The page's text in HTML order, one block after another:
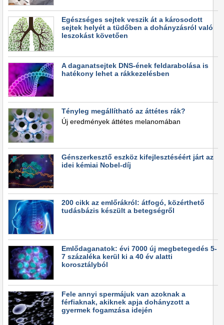
Egészséges sejtek veszik át a károsodott
sejtek helyét a tüdőben a dohányzásról való
leszokást követően
A daganatsejtek DNS-ének feldarabolása is
hatékony lehet a rákkezelésben
Tényleg megállítható az áttétes rák?
Új eredmények áttétes melanomában
Génszerkesztő eszköz kifejlesztéséért járt az
idei kémiai Nobel-díj
200 cikk az emlőrákról: átfogó, közérthető
tudásbázis készült a betegségről
Emlődaganatok: évi 7000 új megbetegedés 5-
7 százaléka kerül ki a 40 év alatti
korosztályból
Fele annyi spermájuk van azoknak a
férfiaknak, akiknek apja dohányzott a
gyermek fogamzása idején